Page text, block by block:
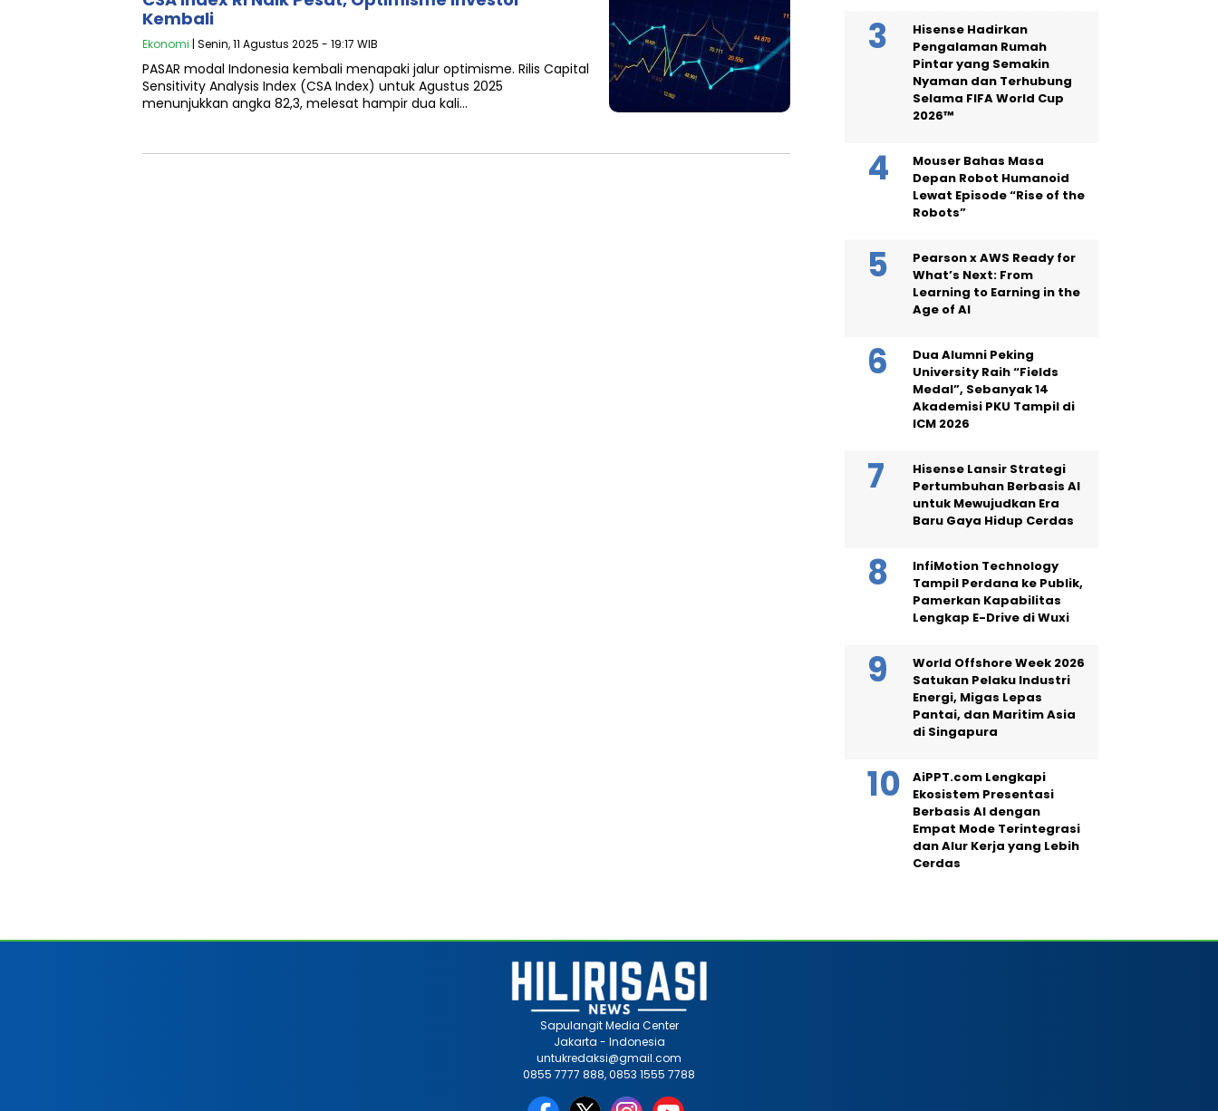
Kembali
Ekonomi | Senin, 11 Agustus 2025 - 19:17 WIB
PASAR modal Indonesia kembali menapaki jalur optimisme. Rilis Capital
Sensitivity Analysis Index (CSA Index) untuk Agustus 2025
menunjukkan angka 82,3, melesat hampir dua kali…
Hisense Hadirkan
Pengalaman Rumah
Pintar yang Semakin
Nyaman dan Terhubung
Selama FIFA World Cup
2026™
Mouser Bahas Masa
Depan Robot Humanoid
Lewat Episode “Rise of the
Robots”
Pearson x AWS Ready for
What’s Next: From
Learning to Earning in the
Age of AI
Dua Alumni Peking
University Raih “Fields
Medal”, Sebanyak 14
Akademisi PKU Tampil di
ICM 2026
Hisense Lansir Strategi
Pertumbuhan Berbasis AI
untuk Mewujudkan Era
Baru Gaya Hidup Cerdas
InfiMotion Technology
Tampil Perdana ke Publik,
Pamerkan Kapabilitas
Lengkap E-Drive di Wuxi
World Offshore Week 2026
Satukan Pelaku Industri
Energi, Migas Lepas
Pantai, dan Maritim Asia
di Singapura
AiPPT.com Lengkapi
Ekosistem Presentasi
Berbasis AI dengan
Empat Mode Terintegrasi
dan Alur Kerja yang Lebih
Cerdas
Sapulangit Media Center
Jakarta - Indonesia
untukredaksi@gmail.com
0855 7777 888, 0853 1555 7788